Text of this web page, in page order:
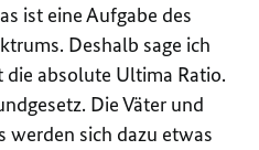
ist eine Aufgabe des
Deshalb sage ich
absolute Ultima Ratio.
Die Väter und
werden sich dazu etwas